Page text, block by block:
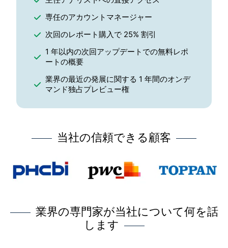
専任のアカウントマネージャー
次回のレポート購入で 25% 割引
1 年以内の次回アップデートでの無料レポ
ートの概要
業界の最近の発展に関する 1 年間のオンデ
マンド独占プレビュー権
当社の信頼できる顧客
業界の専門家が当社について何を話
します